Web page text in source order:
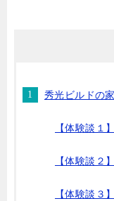
秀光ビルドの
【体験談１
【体験談２
【体験談３